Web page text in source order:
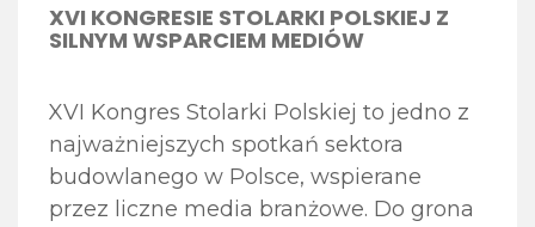
XVI KONGRESIE STOLARKI POLSKIEJ Z
SILNYM WSPARCIEM MEDIÓW
XVI Kongres Stolarki Polskiej to jedno z
najważniejszych spotkań sektora
budowlanego w Polsce, wspierane
przez liczne media branżowe. Do grona